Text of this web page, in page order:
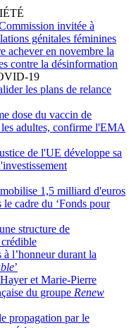
invitée à
génitales féminines
achever en novembre la
contre la désinformation
19
les plans de relance
dose du vaccin de
les adultes, confirme l'EMA
de l'UE développe sa
1,5 milliard d'euros
cadre du ‘Fonds pour
structure de
l’honneur durant la
’
et Marie-Pierre
du groupe Renew
propagation par le